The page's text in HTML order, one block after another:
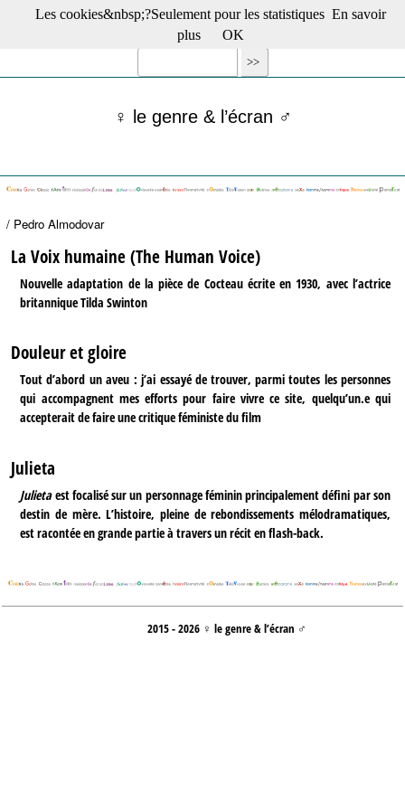
☰ Menu
Films récents
Films -TV/plates-formes
Archives
S’abonner à la Lettre !
♀ le genre & l’écran ♂
/ Pedro Almodovar
La Voix humaine (The Human Voice)
Nouvelle adaptation de la pièce de Cocteau écrite en 1930, avec l’actrice
britannique Tilda Swinton
Douleur et gloire
Tout d’abord un aveu : j’ai essayé de trouver, parmi toutes les personnes
qui accompagnent mes efforts pour faire vivre ce site, quelqu’un.e qui
accepterait de faire une critique féministe du film
Julieta
Julietaest focalisé sur un personnage féminin principalement défini par son
destin de mère. L’histoire, pleine de rebondissements mélodramatiques,
est racontée en grande partie à travers un récit en flash-back.
2015 - 2026 ♀ le genre & l’écran ♂
Les cookies&nbsp;?Seulement pour les statistiques En savoir
plus
OK